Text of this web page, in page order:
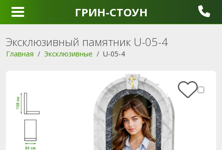
ГРИН-СТОУН
Эксклюзивный памятник U-05-4
Главная Эксклюзивные U-05-4